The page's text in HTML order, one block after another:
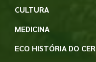
CULTURA
MEDICINA
ECO HISTÓRIA DO